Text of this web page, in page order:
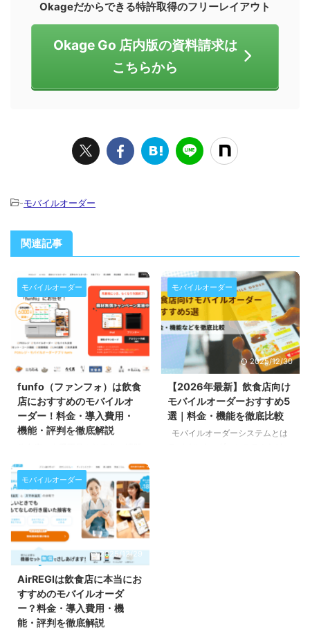
Okageだからできる特許取得のフリーレイアウト
Okage Go 店内版の資料請求は
こちらから
-モバイルオーダー
関連記事
モバイルオーダー
funfo（ファンフォ）は飲食
店におすすめのモバイルオ
ーダー！料金・導入費用・
機能・評判を徹底解説
を解決する方法として、今注目さ
れているのがモバイルオーダーの
導入です。 中でもfunfo（ファン
フォ）は、飲食店におすすめのモ
バイルオーダーシステムとして多
くの支持を集めています。 直感
的に操作できる使いやすさに加
え、豊富な機能やキャッシュレス
決済対応、POS連携など店舗経営
に役立つポイントが満載です。
本記事では、funfoの料金や導入
費用、機能、評判を徹底解説し、
飲食店オーナー様が導入を検討す
モバイルオーダー
2025/12/30
【2026年最新】飲食店向け
モバイルオーダーおすすめ5
選｜料金・機能を徹底比較
モバイルオーダーシステムとは
モバイルオーダー
2025/12/29
AirREGIは飲食店に本当にお
すすめのモバイルオーダ
ー？料金・導入費用・機
能・評判を徹底解説